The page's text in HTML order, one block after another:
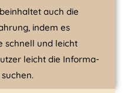
auch die
indem es
schnell und leicht
leicht die Infor­ma­